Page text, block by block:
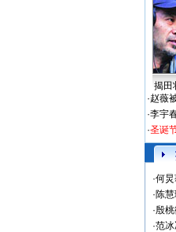
揭田
·赵薇
·李宇
·圣诞
·何
·陈
·殷
·范